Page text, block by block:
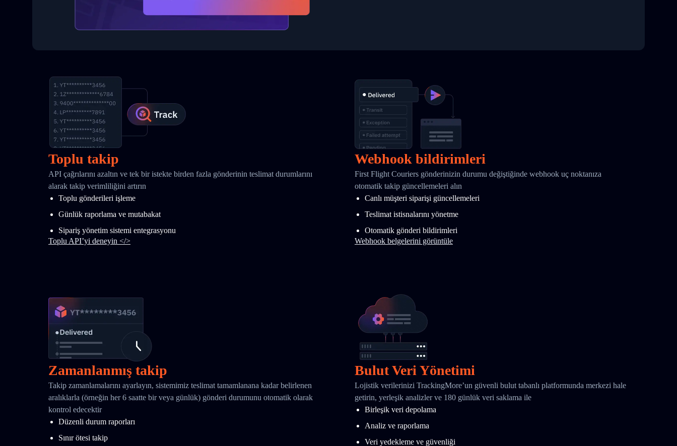
Toplu takip
API çağrılarını azaltın ve tek bir istekte birden fazla gönderinin teslimat durumlarını
alarak takip verimliliğini artırın
Toplu gönderileri işleme
Günlük raporlama ve mutabakat
Sipariş yönetim sistemi entegrasyonu
Toplu API’yi deneyin </>
Webhook bildirimleri
First Flight Couriers gönderinizin durumu değiştiğinde webhook uç noktanıza
otomatik takip güncellemeleri alın
Canlı müşteri siparişi güncellemeleri
Teslimat istisnalarını yönetme
Otomatik gönderi bildirimleri
Webhook belgelerini görüntüle
Zamanlanmış takip
Takip zamanlamalarını ayarlayın, sistemimiz teslimat tamamlanana kadar belirlenen
aralıklarla (örneğin her 6 saatte bir veya günlük) gönderi durumunu otomatik olarak
kontrol edecektir
Düzenli durum raporları
Sınır ötesi takip
Bulut Veri Yönetimi
Lojistik verilerinizi TrackingMore’un güvenli bulut tabanlı platformunda merkezi hale
getirin, yerleşik analizler ve 180 günlük veri saklama ile
Birleşik veri depolama
Analiz ve raporlama
Veri yedekleme ve güvenliği